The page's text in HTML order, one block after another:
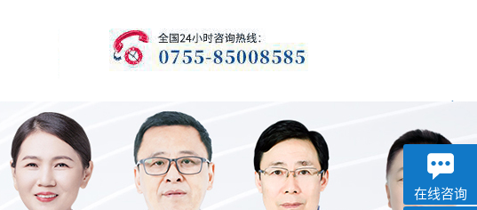
优眠
失眠抑郁专科
在线咨询